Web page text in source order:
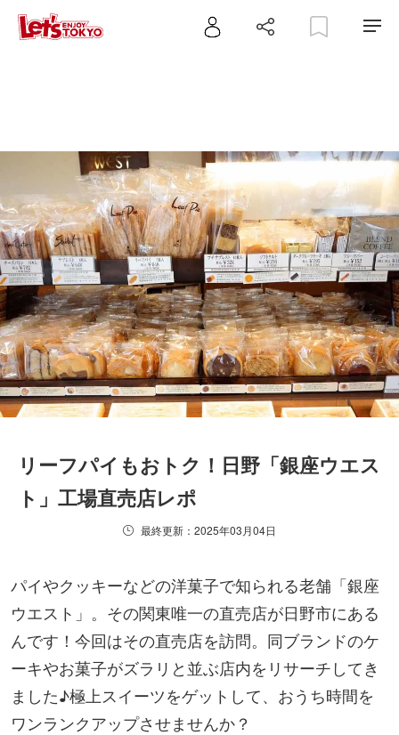
リーフパイもおトク！日野「銀座ウエス
ト」工場直売店レポ
最終更新：2025年03月04日
パイやクッキーなどの洋菓子で知られる老舗「銀座
ウエスト」。その関東唯一の直売店が日野市にある
んです！今回はその直売店を訪問。同ブランドのケ
ーキやお菓子がズラリと並ぶ店内をリサーチしてき
ました♪極上スイーツをゲットして、おうち時間を
ワンランクアップさせませんか？